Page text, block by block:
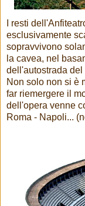
I resti
esclusivamente
sopravvivono
la cavea, nel
dell'autostrada del
Non solo non si è
far riemergere il
dell'opera venne
Roma - Napoli...